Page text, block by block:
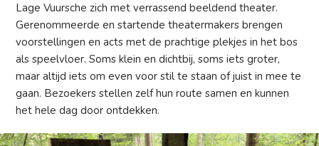
Lage Vuursche zich met verrassend beeldend theater.
Gerenommeerde en startende theatermakers brengen
voorstellingen en acts met de prachtige plekjes in het bos
als speelvloer. Soms klein en dichtbij, soms iets groter,
maar altijd iets om even voor stil te staan of juist in mee te
gaan. Bezoekers stellen zelf hun route samen en kunnen
het hele dag door ontdekken.